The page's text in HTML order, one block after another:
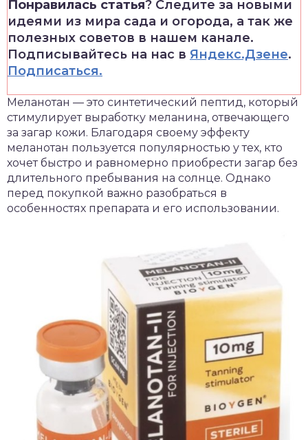
Понравилась статья? Следите за новыми
идеями из мира сада и огорода, а так же
полезных советов в нашем канале.
Подписывайтесь на нас в Яндекс.Дзене.
Подписаться.
Меланотан — это синтетический пептид, который
стимулирует выработку меланина, отвечающего
за загар кожи. Благодаря своему эффекту
меланотан пользуется популярностью у тех, кто
хочет быстро и равномерно приобрести загар без
длительного пребывания на солнце. Однако
перед покупкой важно разобраться в
особенностях препарата и его использовании.